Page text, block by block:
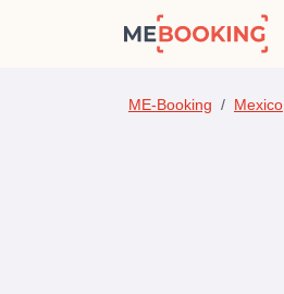
ME-Booking Mexico